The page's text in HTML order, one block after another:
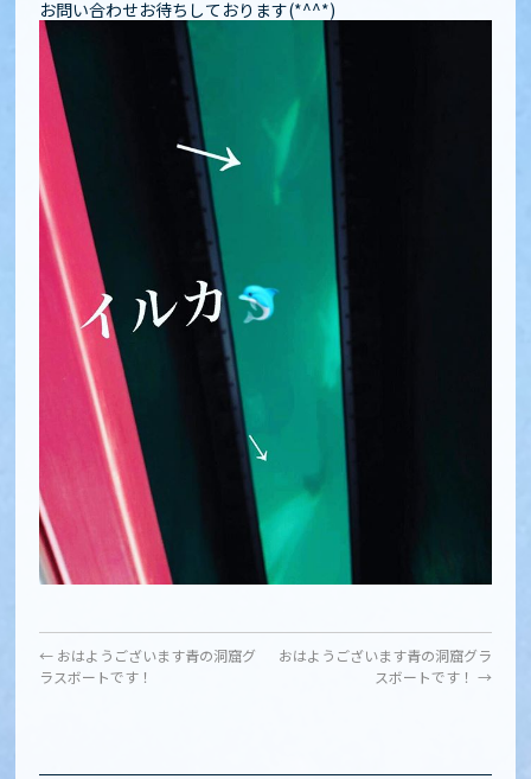
お問い合わせお待ちしております(*^^*)️
← おはようございます青の洞窟グ
ラスボートです！
おはようございます青の洞窟グラ
スボートです！ →